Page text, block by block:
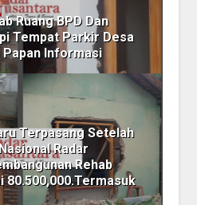
Ruang BPD Dan
Tempat Parkir Desa
Papan Informasi
Terpasang Setelah
Radar
Rehab
80.500,000.Termasuk